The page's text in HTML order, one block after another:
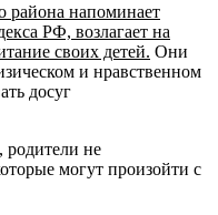
района напоминает
РФ, возлагает на
своих детей. Они
и нравственном
досуг
родители не
могут произойти с